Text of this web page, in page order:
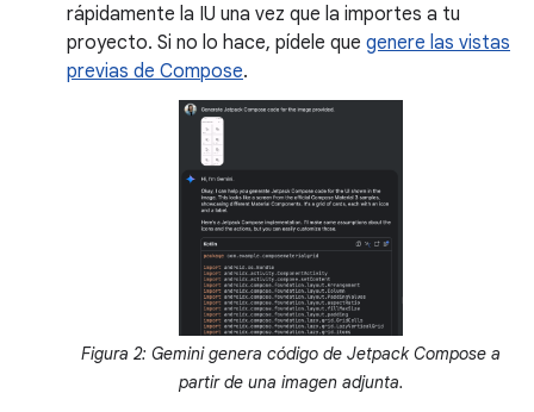
rápidamente la IU una vez que la importes a tu
proyecto. Si no lo hace, pídele que genere las vistas
previas de Compose.
Figura 2: Gemini genera código de Jetpack Compose a
partir de una imagen adjunta.